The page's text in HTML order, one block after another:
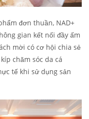
đơn thuần, NAD+
gian kết nối đầy ấm
mời có cơ hội chia sẻ
chăm sóc da cá
tế khi sử dụng sản